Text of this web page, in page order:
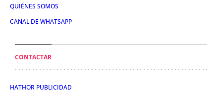
QUIÉNES SOMOS
CANAL DE WHATSAPP
CONTACTAR
HATHOR PUBLICIDAD